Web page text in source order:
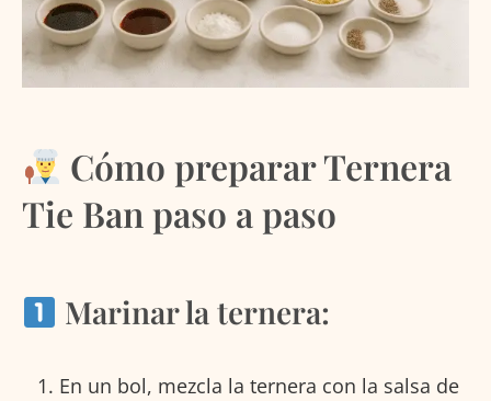
Cómo preparar Ternera
Tie Ban paso a paso
Marinar la ternera:
En un bol, mezcla la ternera con la salsa de